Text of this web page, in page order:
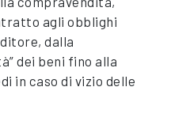
agli obblighi
dalla
dei beni fino alla
in caso di vizio delle